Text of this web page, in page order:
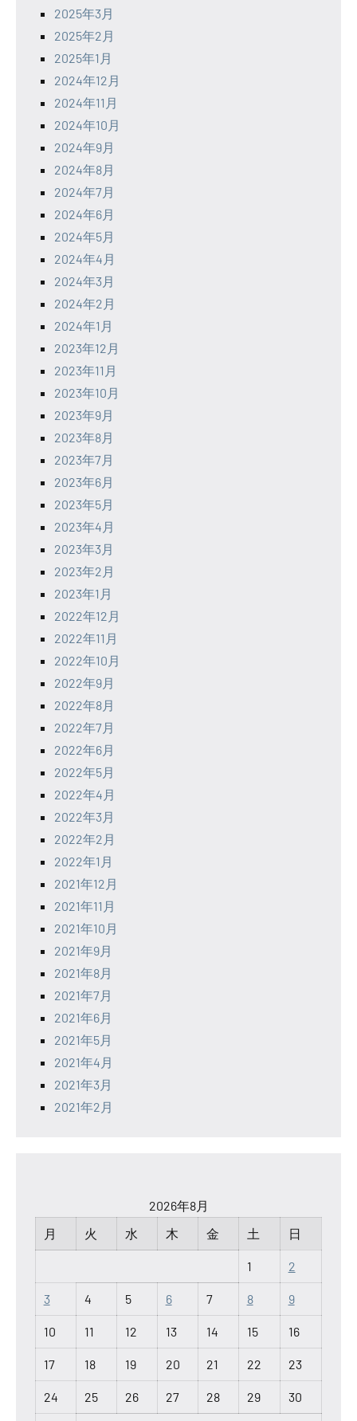
2025年3月
2025年2月
2025年1月
2024年12月
2024年11月
2024年10月
2024年9月
2024年8月
2024年7月
2024年6月
2024年5月
2024年4月
2024年3月
2024年2月
2024年1月
2023年12月
2023年11月
2023年10月
2023年9月
2023年8月
2023年7月
2023年6月
2023年5月
2023年4月
2023年3月
2023年2月
2023年1月
2022年12月
2022年11月
2022年10月
2022年9月
2022年8月
2022年7月
2022年6月
2022年5月
2022年4月
2022年3月
2022年2月
2022年1月
2021年12月
2021年11月
2021年10月
2021年9月
2021年8月
2021年7月
2021年6月
2021年5月
2021年4月
2021年3月
2021年2月
2026年8月
月
火 水 木 金 土 日
1 2
3 4 5 6 7 8 9
10 11 12 13 14 15 16
17 18 19 20 21 22 23
24 25 26 27 28 29 30